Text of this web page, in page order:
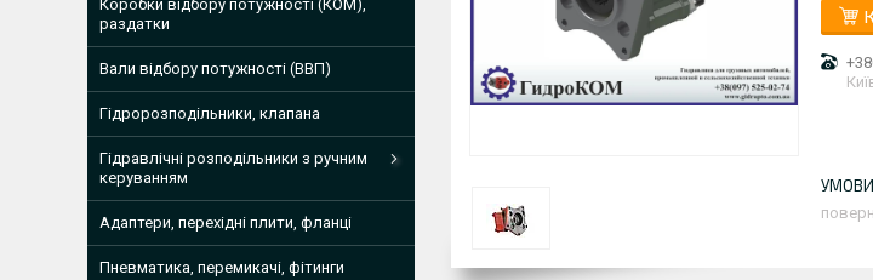
Коробки відбору потужності (КОМ),
раздатки
Вали відбору потужності (ВВП)
Гідророзподільники, клапана
Гідравлічні розподільники з ручним
керуванням
Адаптери, перехідні плити, фланці
Пневматика, перемикачі, фітинги